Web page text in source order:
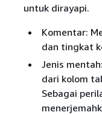
untuk dirayapi.
Komentar:
dan tingkat
Jenis
dari kolom
Sebagai